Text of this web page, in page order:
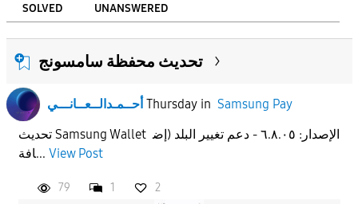
SOLVED
UNANSWERED
FILTER:
From
To
تحديث محفظة سامسونج
أحــمـدالــعــانـــي Thursdayin Samsung Pay
تحديث Samsung Wallet الإصدار: ٦.٨.٠٥ - دعم تغيير البلد (إض
افة... View Post
79 1 2